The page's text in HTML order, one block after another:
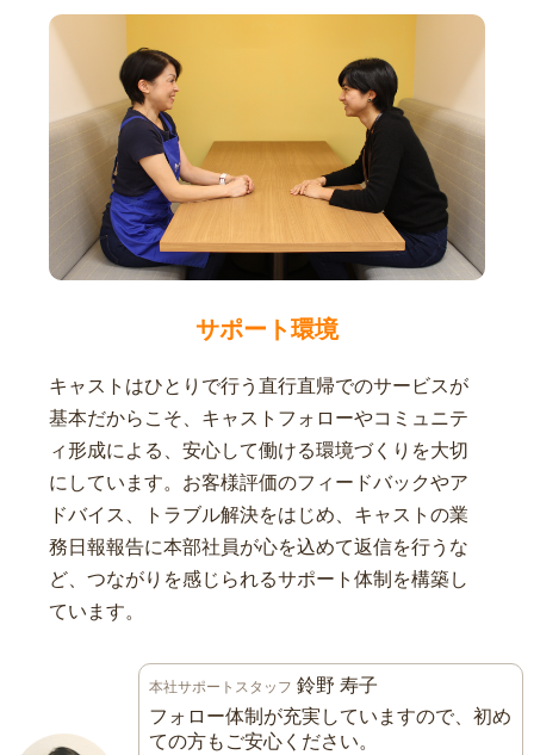
サポート環境
キャストはひとりで行う直行直帰でのサービスが
基本だからこそ、キャストフォローやコミュニテ
ィ形成による、安心して働ける環境づくりを大切
にしています。お客様評価のフィードバックやア
ドバイス、トラブル解決をはじめ、キャストの業
務日報報告に本部社員が心を込めて返信を行うな
ど、つながりを感じられるサポート体制を構築し
ています。
本社サポートスタッフ 鈴野 寿子
フォロー体制が充実していますので、初め
ての方もご安心ください。